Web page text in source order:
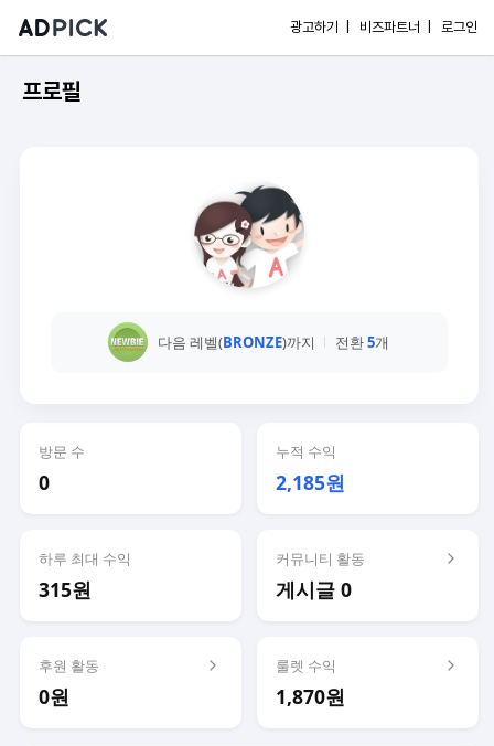
광고하기 | 비즈파트너 | 로그인
프로필
다음 레벨(BRONZE)까지 전환5개
방문 수
0
누적 수익
2,185원
하루 최대 수익
315원
커뮤니티 활동
게시글 0
후원 활동
0원
룰렛 수익
1,870원